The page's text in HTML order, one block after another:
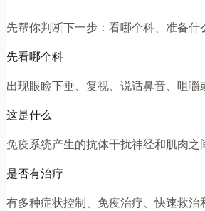
先帮你判断下一步：看哪个科、准备
先看哪个科
出现眼睑下垂、复视、说话鼻音、咀
这是什么
免疫系统产生的抗体干扰神经和肌肉
是否有治疗
有多种症状控制、免疫治疗、快速救